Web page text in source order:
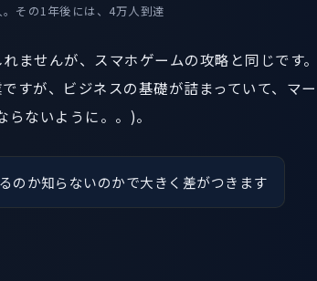
その1年後には、4万人到達
ませんが、スマホゲームの攻略と同じです。
すが、ビジネスの基礎が詰まっていて、マー
ないように。。)。
のか知らないのかで大きく差がつきます